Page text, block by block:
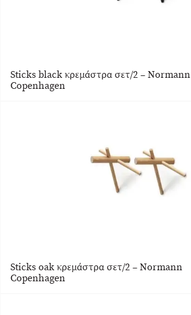
Sticks black κρεμάστρα σετ/2 – Normann
Copenhagen
Sticks oak κρεμάστρα σετ/2 – Normann
Copenhagen